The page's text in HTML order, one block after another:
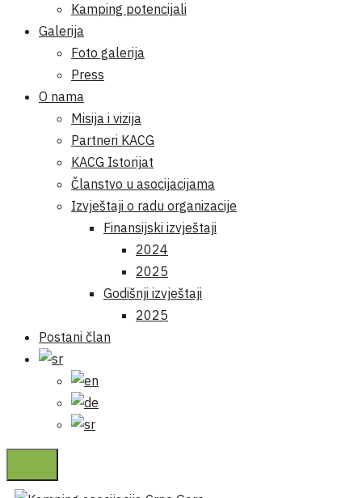
Kamping potencijali
Galerija
Foto galerija
Press
O nama
Misija i vizija
Partneri KACG
KACG Istorijat
Članstvo u asocijacijama
Izvještaji o radu organizacije
Finansijski izvještaji
2024
2025
Godišnji izvještaji
2025
Postani član